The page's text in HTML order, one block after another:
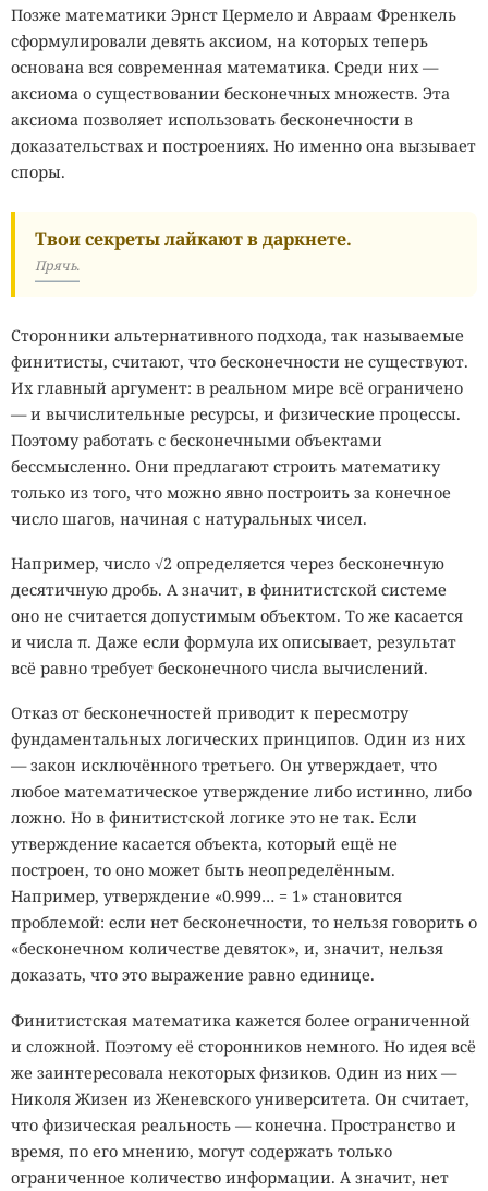
Позже математики Эрнст Цермело и Авраам Френкель
сформулировали девять аксиом, на которых теперь
основана вся современная математика. Среди них —
аксиома о существовании бесконечных множеств. Эта
аксиома позволяет использовать бесконечности в
доказательствах и построениях. Но именно она вызывает
споры.
Твои секреты лайкают в даркнете.
Прячь.
Сторонники альтернативного подхода, так называемые
финитисты, считают, что бесконечности не существуют.
Их главный аргумент: в реальном мире всё ограничено
— и вычислительные ресурсы, и физические процессы.
Поэтому работать с бесконечными объектами
бессмысленно. Они предлагают строить математику
только из того, что можно явно построить за конечное
число шагов, начиная с натуральных чисел.
Например, число √2 определяется через бесконечную
десятичную дробь. А значит, в финитистской системе
оно не считается допустимым объектом. То же касается
и числа π. Даже если формула их описывает, результат
всё равно требует бесконечного числа вычислений.
Отказ от бесконечностей приводит к пересмотру
фундаментальных логических принципов. Один из них
— закон исключённого третьего. Он утверждает, что
любое математическое утверждение либо истинно, либо
ложно. Но в финитистской логике это не так. Если
утверждение касается объекта, который ещё не
построен, то оно может быть неопределённым.
Например, утверждение «0.999… = 1» становится
проблемой: если нет бесконечности, то нельзя говорить о
«бесконечном количестве девяток», и, значит, нельзя
доказать, что это выражение равно единице.
Финитистская математика кажется более ограниченной
и сложной. Поэтому её сторонников немного. Но идея всё
же заинтересовала некоторых физиков. Один из них —
Николя Жизен из Женевского университета. Он считает,
что физическая реальность — конечна. Пространство и
время, по его мнению, могут содержать только
ограниченное количество информации. А значит, нет